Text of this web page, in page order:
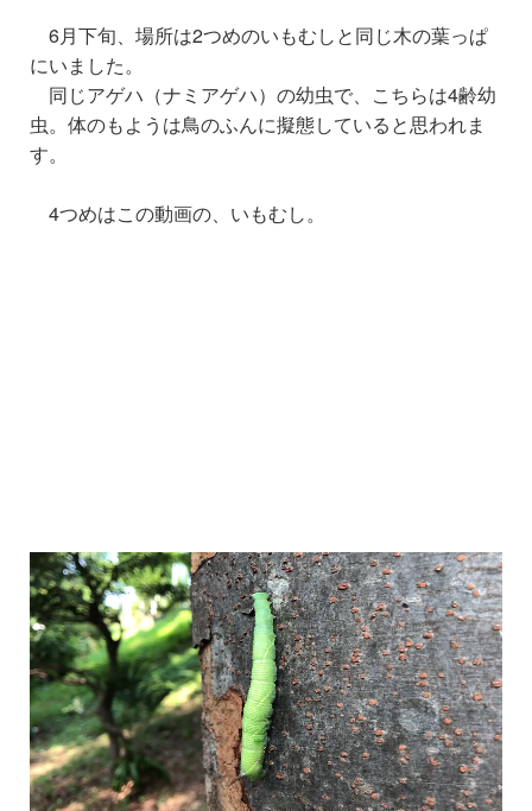
6月下旬、場所は2つめのいもむしと同じ木の葉っぱ
にいました。
同じアゲハ（ナミアゲハ）の幼虫で、こちらは4齢幼
虫。体のもようは鳥のふんに擬態していると思われま
す。
4つめはこの動画の、いもむし。